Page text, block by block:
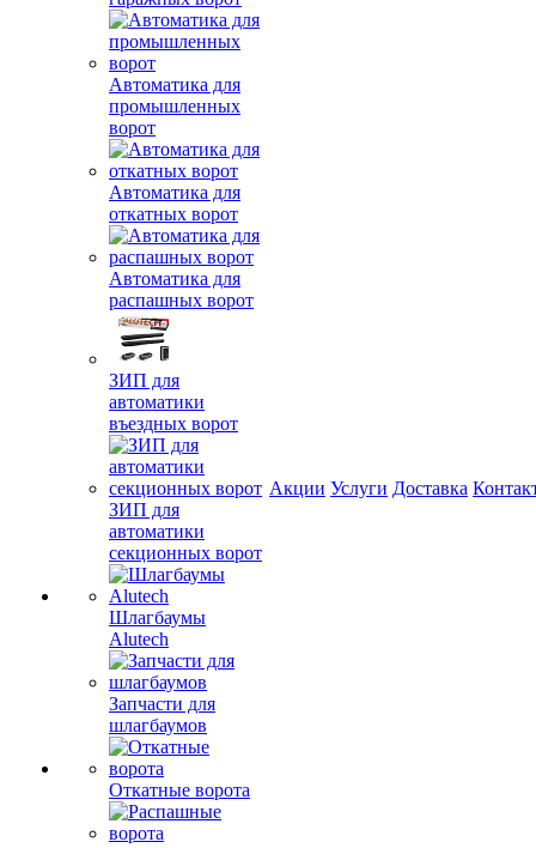
Автоматика для
промышленных
ворот
Автоматика для
откатных ворот
Автоматика для
распашных ворот
ЗИП для
автоматики
въездных ворот
ЗИП для
автоматики
секционных ворот
Шлагбаумы
Alutech
Запчасти для
шлагбаумов
Откатные ворота
Акции Услуги Доставка